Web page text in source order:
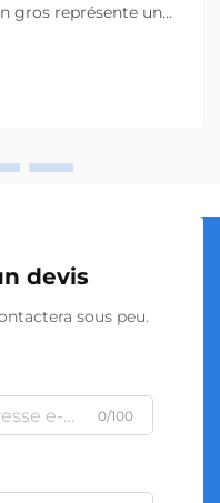
gros représente un
Avec la
devis
sous peu.
0/100